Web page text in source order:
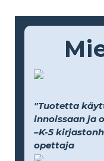
"Tuotetta
innoissaan ja
–K-5
opettaja